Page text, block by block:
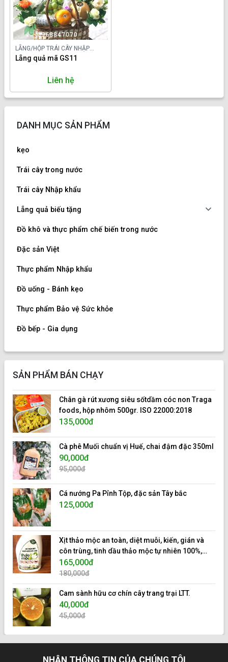
LẴNG/HỘP TRÁI CÂY NHẬP
KHẨU
Lẵng quả mã GS11
Liên hệ
DANH MỤC SẢN PHẨM
kẹo
Trái cây trong nước
Trái cây Nhập khẩu
Lẵng quả biếu tặng
Đồ khô và thực phẩm chế biến trong nước
Đặc sản Việt
Thực phẩm Nhập khẩu
Đồ uống - Bánh kẹo
Thực phẩm Bảo vệ Sức khỏe
Đồ bếp - Gia dụng
SẢN PHẨM BÁN CHẠY
Chân gà rút xương siêu sốtdầm cóc non Traga
foods, hộp nhôm 500gr. ISO 22000:2018
135,000đ
Cà phê Muối chuẩn vị Huế, chai đậm đặc 350ml
90,000đ
95,000đ
Cá nướng Pa Pỉnh Tộp, đặc sản Tây bắc
125,000đ
Xịt thảo mộc an toàn, diệt muỗi, kiến, gián và
côn trùng, tinh dầu thảo mộc tự nhiên 100%,
hiệu 10s.
165,000đ
180,000đ
Cam sành hữu cơ chín cây trang trại LTT.
40,000đ
45,000đ